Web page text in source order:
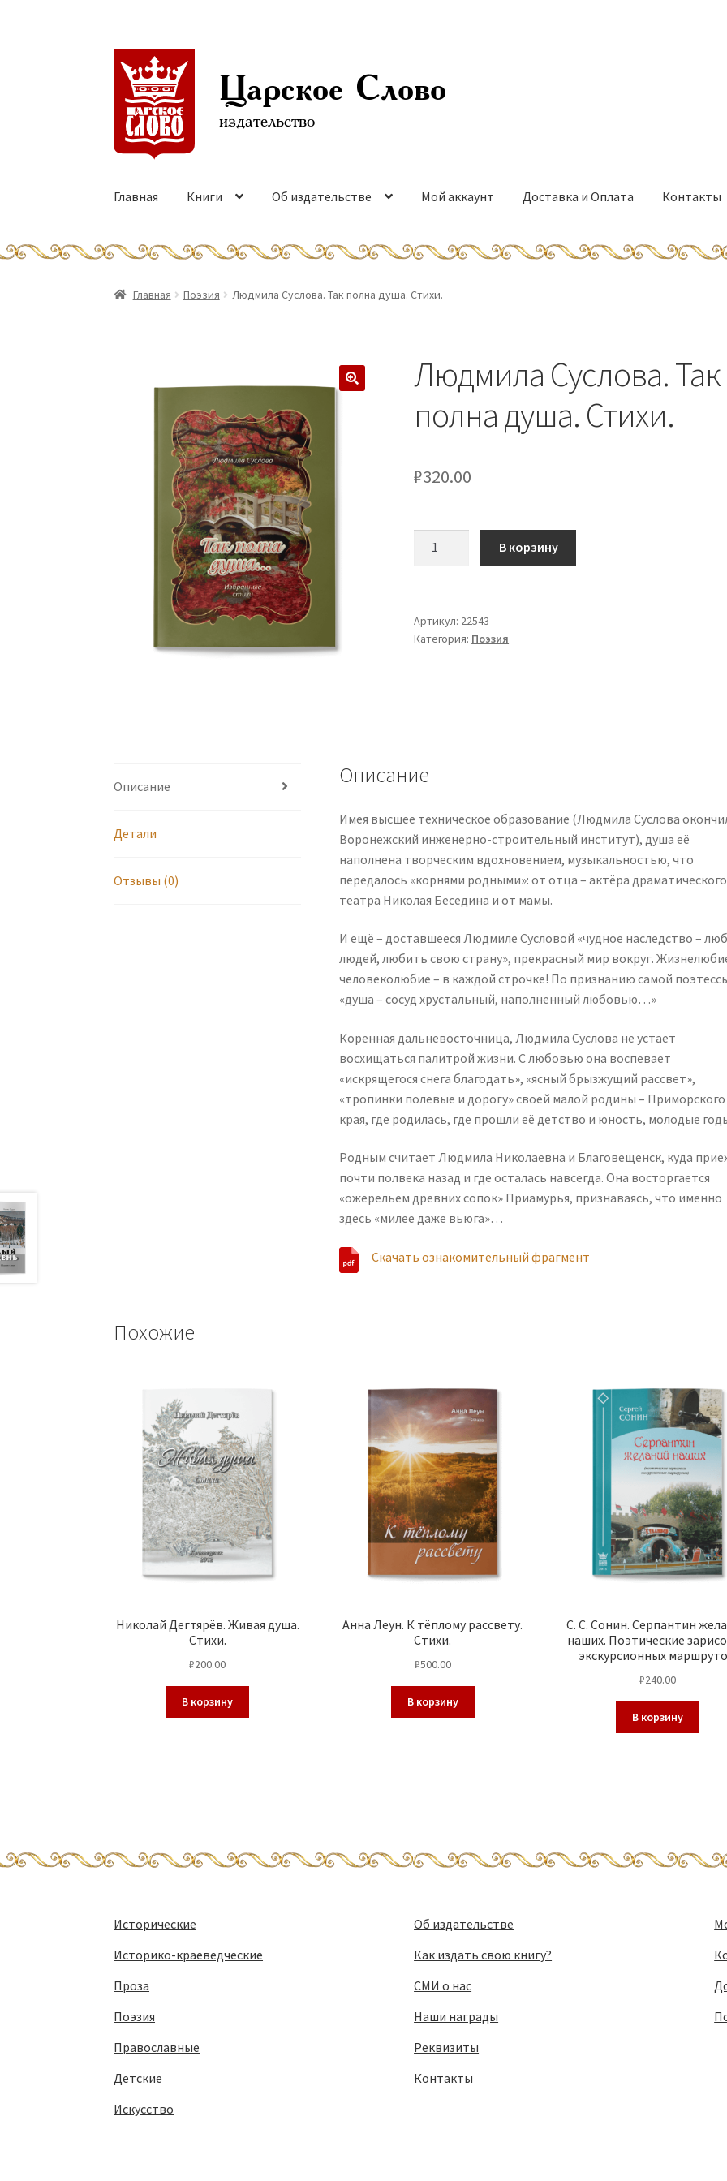
Перейти
навигации
Перейти
содержимому
Царское Слово
издательство
Главная Книги Об издательстве Мой аккаунт Доставка и Оплата Контакты
Главная Поэзия Людмила Суслова. Так полна душа. Стихи.
Людмила Суслова. Так
полна душа. Стихи.
₽320.00
Так
полна
В корзину
Артикул: 22543
Категория: Поэзия
Описание
Детали
Отзывы (0)
Описание
Имея высшее техническое образование (Людмила Суслова
Воронежский инженерно-строительный институт), душа её
наполнена творческим вдохновением, музыкальностью, что
передалось «корнями родными»: от отца – актёра драматического
театра Николая Беседина и от мамы.
И ещё – доставшееся Людмиле Сусловой «чудное наследство –
людей, любить свою страну», прекрасный мир вокруг.
человеколюбие – в каждой строчке! По признанию самой
«душа – сосуд хрустальный, наполненный любовью…»
Коренная дальневосточница, Людмила Суслова не устает
восхищаться палитрой жизни. С любовью она воспевает
«искрящегося снега благодать», «ясный брызжущий рассвет»,
«тропинки полевые и дорогу» своей малой родины – Приморского
края, где родилась, где прошли её детство и юность, молодые
Родным считает Людмила Николаевна и Благовещенск, куда
почти полвека назад и где осталась навсегда. Она восторгается
«ожерельем древних сопок» Приамурья, признаваясь, что именно
здесь «милее даже вьюга»…
Скачать ознакомительный фрагмент
Похожие
Николай Дегтярёв. Живая душа.
Стихи.
₽200.00
В корзину
Анна Леун. К тёплому рассвету.
Стихи.
₽500.00
В корзину
С. С. Сонин. Серпантин
наших. Поэтические
экскурсионных
₽240.00
В корзину
Исторические
Историко-краеведческие
Проза
Поэзия
Православные
Детские
Искусство
Об издательстве
Как издать свою книгу?
СМИ о нас
Наши награды
Реквизиты
Контакты